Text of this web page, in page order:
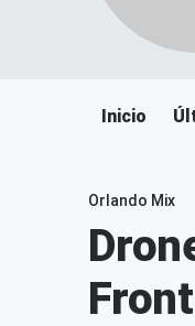
Inicio
Orlando Mix